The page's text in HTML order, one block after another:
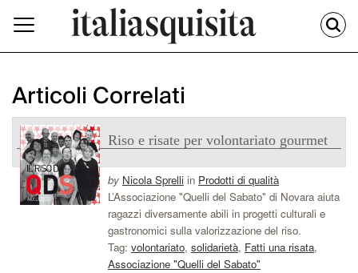
Articoli Correlati
Riso e risate per volontariato gourmet
by Nicola Sprelli in Prodotti di qualità
L’Associazione "Quelli del Sabato" di Novara aiuta
ragazzi diversamente abili in progetti culturali e
gastronomici sulla valorizzazione del riso.
Tag: volontariato, solidarietà, Fatti una risata,
Associazione "Quelli del Sabato"